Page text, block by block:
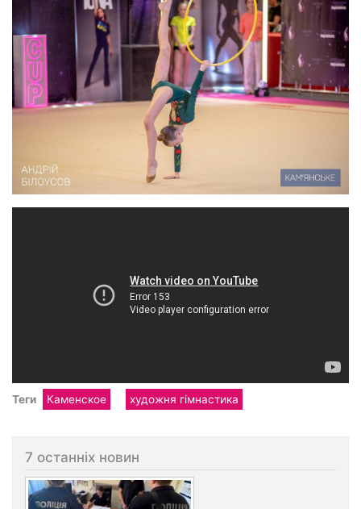
Теги Каменское художня гімнастика
7 останніх новин